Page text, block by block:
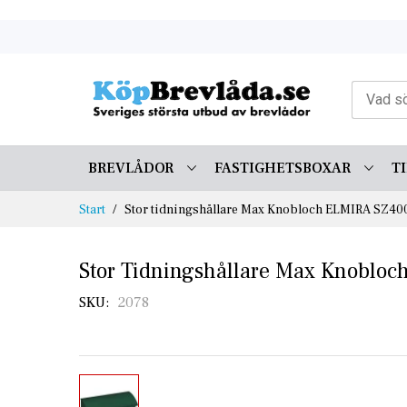
BREVLÅDOR FASTIGHETSBOXAR
Start Stor tidningshållare Max Knobloch ELMIRA
Stor Tidningshållare Max
SKU 2078
to